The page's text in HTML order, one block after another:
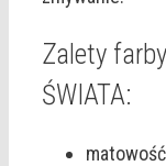
Zalety
ŚWIATA: